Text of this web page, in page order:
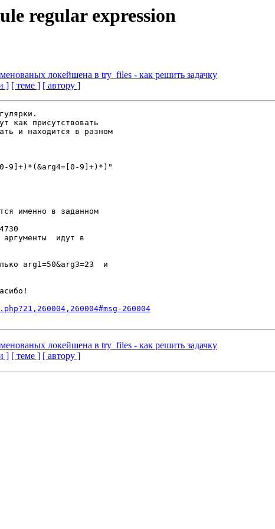
regular expression
локейшена в try_files - как решить задачку
] [ теме ] [ автору ]
как присутствовать
и находится в разном
именно в заданном
идут в
arg1=50&arg3=23  и
260004
локейшена в try_files - как решить задачку
] [ теме ] [ автору ]